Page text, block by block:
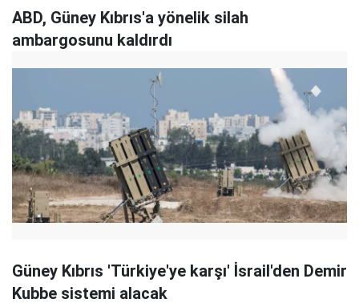
ABD, Güney Kıbrıs'a yönelik silah
ambargosunu kaldırdı
Güney Kıbrıs 'Türkiye'ye karşı' İsrail'den Demir
Kubbe sistemi alacak